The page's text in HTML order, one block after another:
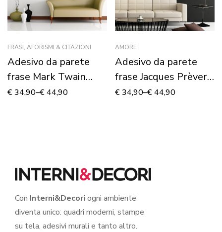
FRASI, AFORISMI & CITAZIONI
Adesivo da parete
frase Mark Twain
“DA’ AD OGNI
€34,90–€44,90
AMORE
Adesivo da parete
frase Jacques Prèvert
“BACIAMI”
€34,90–€44,90
Con Interni&Decori ogni ambiente
diventa unico: quadri moderni, stampe
su tela, adesivi murali e tanto altro.